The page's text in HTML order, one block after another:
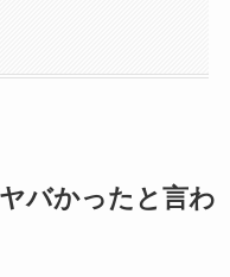
バかったと言わ